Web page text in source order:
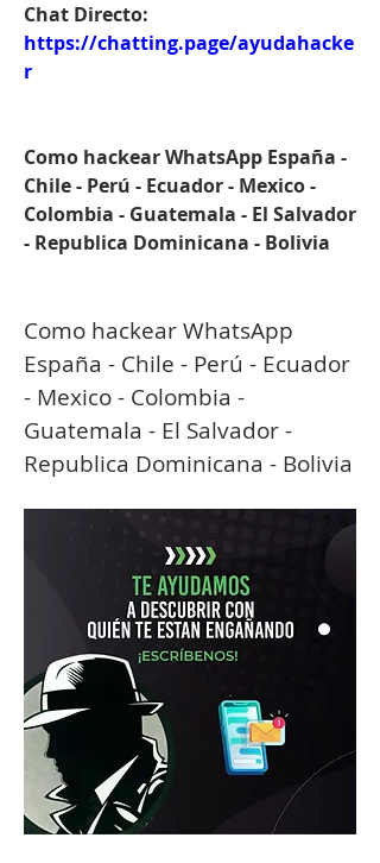
Chat Directo:
https://chatting.page/ayudahacke
r
Como hackear WhatsApp España -
Chile - Perú - Ecuador - Mexico -
Colombia - Guatemala - El Salvador
- Republica Dominicana - Bolivia
Como hackear WhatsApp
España - Chile - Perú - Ecuador
- Mexico - Colombia -
Guatemala - El Salvador -
Republica Dominicana - Bolivia